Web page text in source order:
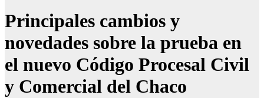
Principales cambios y
novedades sobre la prueba en
el nuevo Código Procesal Civil
y Comercial del Chaco